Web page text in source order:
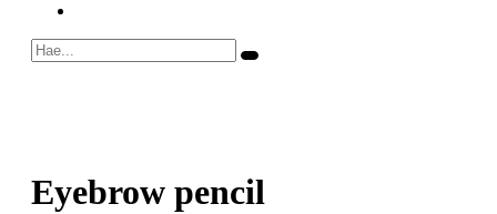
Eyebrow pencil